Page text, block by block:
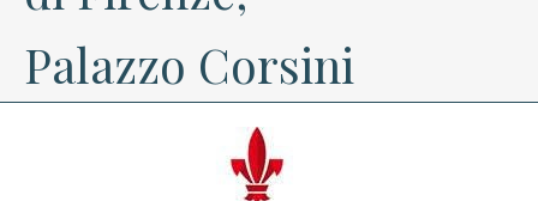
Palazzo Corsini